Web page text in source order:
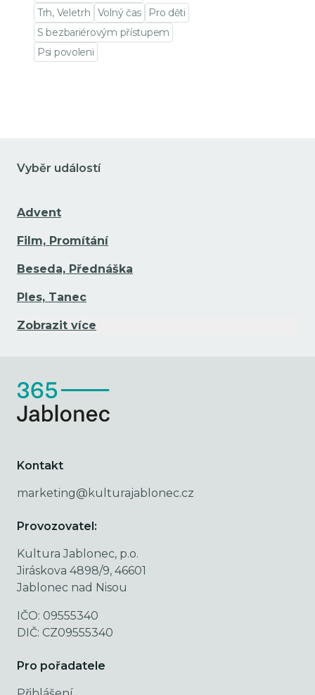
Trh, Veletrh
Volný čas
Pro děti
S bezbariérovým přístupem
Psi povoleni
Vyběr událostí
Advent
Film, Promítání
Beseda, Přednáška
Ples, Tanec
Zobrazit více
Kontakt
marketing@kulturajablonec.cz
Provozovatel:
Kultura Jablonec, p.o.
Jiráskova 4898/9, 46601
Jablonec nad Nisou
IČO: 09555340
DIČ: CZ09555340
Pro pořadatele